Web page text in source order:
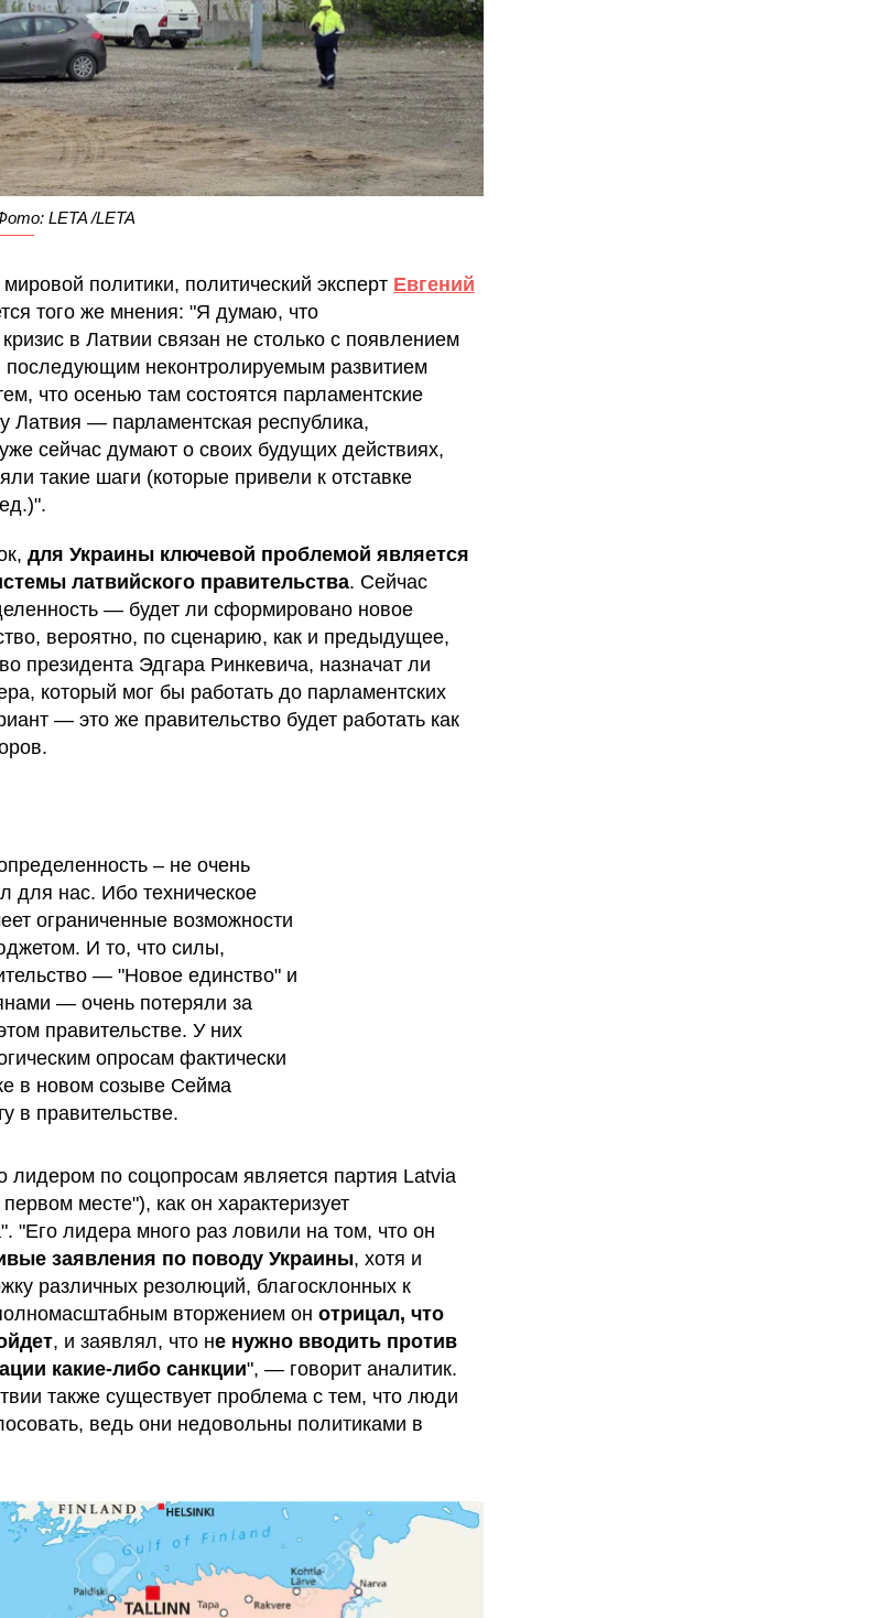
LETA /LETA
политики, политический эксперт Евгений
того же мнения: "Я думаю, что
в Латвии связан не столько с появлением
последующим неконтролируемым развитием
что осенью там состоятся парламентские
Латвия — парламентская республика,
сейчас думают о своих будущих действиях,
такие шаги (которые привели к отставке
для Украины ключевой проблемой является
латвийского правительства. Сейчас
— будет ли сформировано новое
вероятно, по сценарию, как и предыдущее,
президента Эдгара Ринкевича, назначат ли
который мог бы работать до парламентских
— это же правительство будет работать как
– не очень
для нас. Ибо техническое
ограниченные возможности
И то, что силы,
— "Новое единство" и
— очень потеряли за
правительстве. У них
опросам фактически
в новом созыве Сейма
в правительстве.
лидером по соцопросам является партия Latvia
месте"), как он характеризует
"Его лидера много раз ловили на том, что он
заявления по поводу Украины, хотя и
различных резолюций, благосклонных к
вторжением он отрицал, что
, и заявлял, что не нужно вводить против
какие-либо санкции", — говорит аналитик.
также существует проблема с тем, что люди
ведь они недовольны политиками в